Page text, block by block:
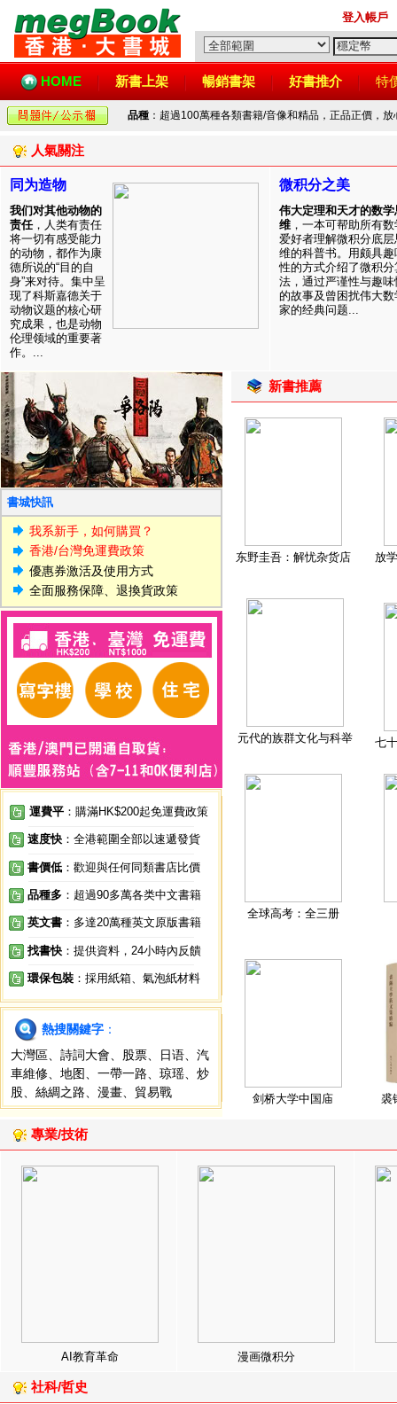
登入帳戶
HOME 新書上架 暢銷書架 好書推介 特
品種 ：超過100萬種各類書籍/音像和精品，正品正價，
人氣關注
同为造物
我们对其他动物的
责任，人类有责任
将一切有感受能力
的动物，都作为康
德所说的“目的自
身”来对待。集中呈
现了科斯嘉德关于
动物议题的核心研
究成果，也是动物
伦理领域的重要著
作。...
微积分之美
伟大定理和天才的数学
维 ，一本可帮助所有数
爱好者理解微积分底层
维的科普书。用颇具趣
性的方式介绍了微积分
法，通过严谨性与趣味
的故事及曾困扰伟大数
家的经典问题...
書城快訊
我系新手，如何購買？
香港/台灣免運費政策
優惠券激活及使用方式
全面服務保障、退換貨政策
運費平 ：購滿HK$200起免運費政策
速度快 ：全港範圍全部以速遞發貨
書價低 ：歡迎與任何同類書店比價
品種多 ：超過90多萬各类中文書籍
英文書 ：多達20萬種英文原版書籍
找書快 ：提供資料，24小時內反饋
環保包裝 ：採用紙箱、氣泡紙材料
熱搜關鍵字 ：
大灣區
詩詞大會 股票 日语
汽
車維修
地图 一帶一路 琼瑶
炒
股
絲綢之路 漫畫 貿易戰
新書推薦
东野圭吾：解忧杂货店 放
元代的族群文化与科举 七
全球高考：全三册
剑桥大学中国庙 裘
專業/技術
AI教育革命 漫画微积分
社科/哲史